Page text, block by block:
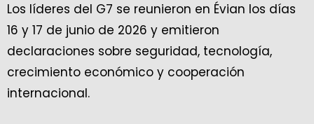
Los líderes del G7 se reunieron en Évian los días
16 y 17 de junio de 2026 y emitieron
declaraciones sobre seguridad, tecnología,
crecimiento económico y cooperación
internacional.